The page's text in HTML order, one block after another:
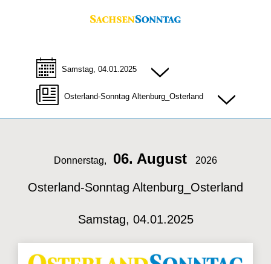
Samstag, 04.01.2025
Osterland-Sonntag Altenburg_Osterland
Donnerstag, 06. August 2026
Osterland-Sonntag Altenburg_Osterland
Samstag, 04.01.2025